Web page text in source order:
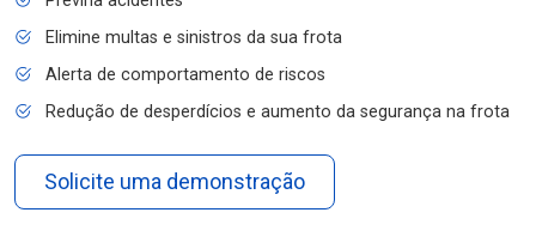
Elimine multas e sinistros da sua frota
Alerta de comportamento de riscos
Redução de desperdícios e aumento da segurança na frota
Solicite uma demonstração